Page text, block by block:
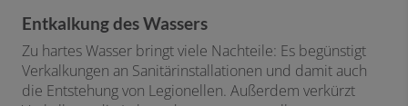
Entkalkung des Wassers
Zu hartes Wasser bringt viele Nachteile: Es begünstigt
Verkalkungen an Sanitärinstallationen und damit auch
die Entstehung von Legionellen. Außerdem verkürzt